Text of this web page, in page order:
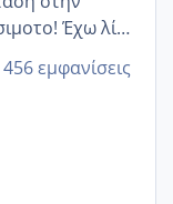
Έχω λίγα
αν προσπαθώ
456 εμφανίσεις